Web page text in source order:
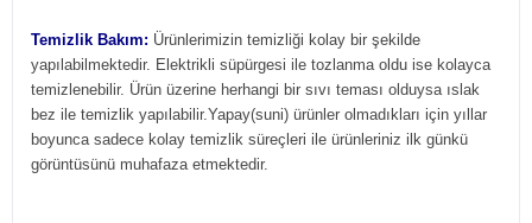
Temizlik Bakım: Ürünlerimizin temizliği kolay bir şekilde
yapılabilmektedir. Elektrikli süpürgesi ile tozlanma oldu ise kolayca
temizlenebilir. Ürün üzerine herhangi bir sıvı teması olduysa ıslak
bez ile temizlik yapılabilir.Yapay(suni) ürünler olmadıkları için yıllar
boyunca sadece kolay temizlik süreçleri ile ürünleriniz ilk günkü
görüntüsünü muhafaza etmektedir.